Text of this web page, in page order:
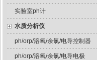
实验室ph计
水质分析仪
ph/orp/溶氧/余氯/电导控制器
ph/orp/溶氧/余氯/电导电极